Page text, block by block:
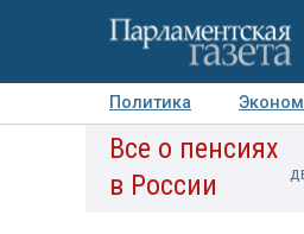
Политика
Авторы Персоны
Все о пенсиях
в России